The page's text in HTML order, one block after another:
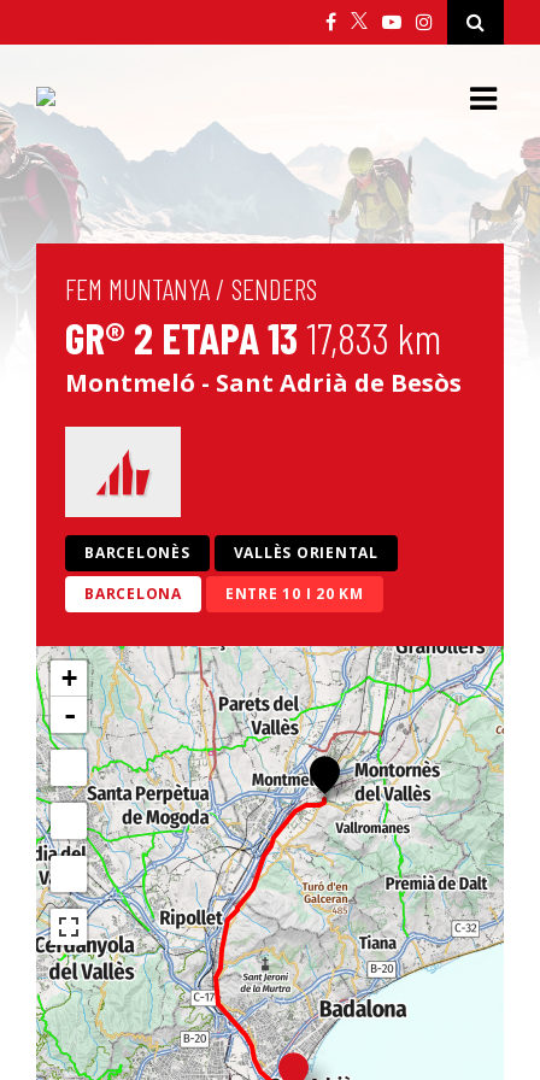
FEM MUNTANYA / SENDERS
GR® 2 ETAPA 1317,833 km
Montmeló - Sant Adrià de Besòs
BARCELONÈS
VALLÈS ORIENTAL
BARCELONA
ENTRE 10 I 20 KM
+
-